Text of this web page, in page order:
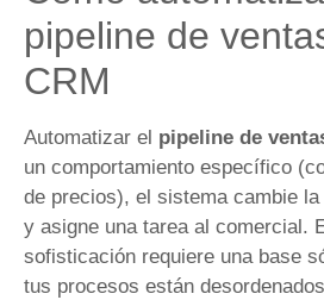
pipeline de
CRM
Automatizar el pipeline de
un comportamiento específico
de precios), el sistema cambie
y asigne una tarea al comercial.
sofisticación requiere una base
tus procesos están